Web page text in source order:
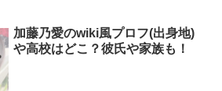
加藤乃愛のwiki風プロフ(出身地)
や高校はどこ？彼氏や家族も！